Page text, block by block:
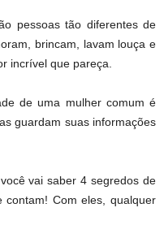
pessoas tão diferentes de
brincam, lavam louça e
incrível que pareça.
de uma mulher comum é
guardam suas informações
vai saber 4 segredos de
Com eles, qualquer